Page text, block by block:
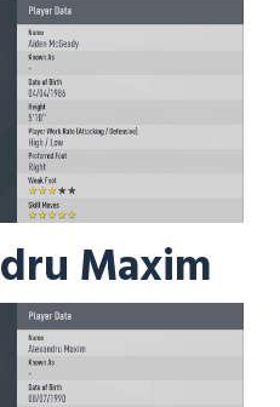
Maxim